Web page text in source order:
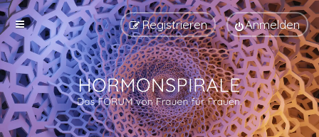
Anmelden
Registrieren